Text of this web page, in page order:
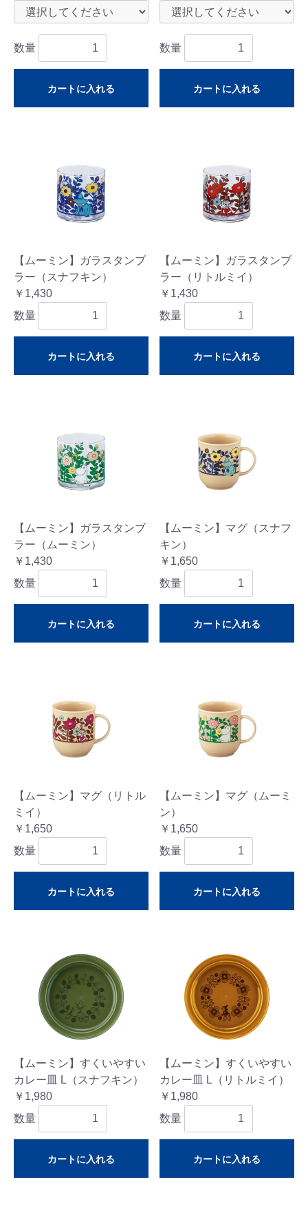
数量
カートに入れる
数量
カートに入れる
【ムーミン】ガラスタンブ
ラー（スナフキン）
￥1,430
数量
カートに入れる
【ムーミン】ガラスタンブ
ラー（リトルミイ）
￥1,430
数量
カートに入れる
【ムーミン】ガラスタンブ
ラー（ムーミン）
￥1,430
数量
カートに入れる
【ムーミン】マグ（スナフ
キン）
￥1,650
数量
カートに入れる
【ムーミン】マグ（リトル
ミイ）
￥1,650
数量
カートに入れる
【ムーミン】マグ（ムーミ
ン）
￥1,650
数量
カートに入れる
【ムーミン】すくいやすい
カレー皿 L（スナフキン）
￥1,980
数量
カートに入れる
【ムーミン】すくいやすい
カレー皿 L（リトルミイ）
￥1,980
数量
カートに入れる